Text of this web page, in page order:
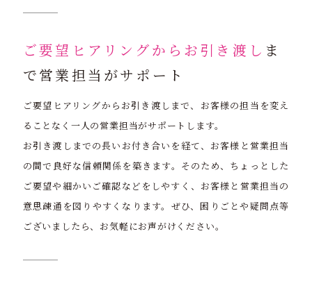
ご要望ヒアリングからお引き渡し ま
で営業担当がサポート
ご要望ヒアリングからお引き渡しまで、お客様の担当を変え
ることなく一人の営業担当がサポートします。
お引き渡しまでの長いお付き合いを経て、お客様と営業担当
の間で良好な信頼関係を築きます。そのため、ちょっとした
ご要望や細かいご確認などをしやすく、お客様と営業担当の
意思疎通を図りやすくなります。ぜひ、困りごとや疑問点等
ございましたら、お気軽にお声がけください。